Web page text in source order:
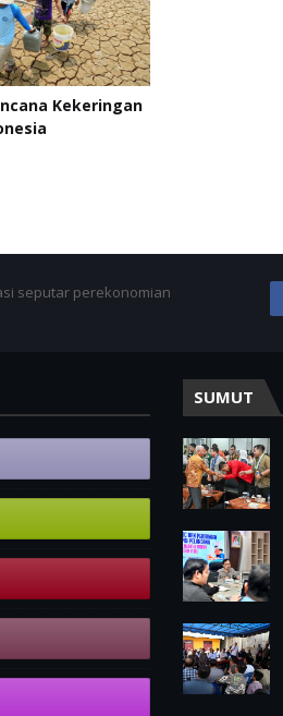
Kekeringan
seputar perekonomian
SUMUT